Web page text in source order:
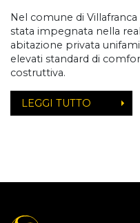
Nel comune di
stata impegnata nella
abitazione privata
elevati standard di
costruttiva.
LEGGI TUTTO